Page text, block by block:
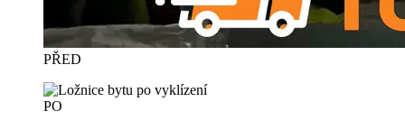
PŘED
PO